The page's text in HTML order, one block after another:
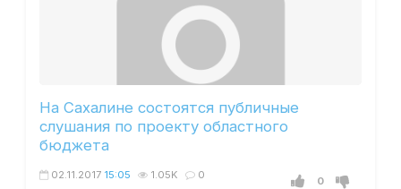
На Сахалине состоятся публичные
слушания по проекту областного
бюджета
0
02.11.2017 15:05 1.05K 0